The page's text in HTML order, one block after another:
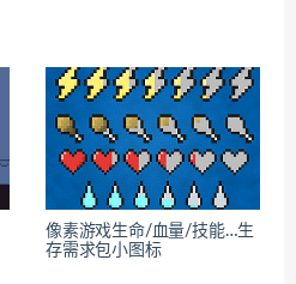
像素游戏生命/血量/技能…生
存需求包小图标